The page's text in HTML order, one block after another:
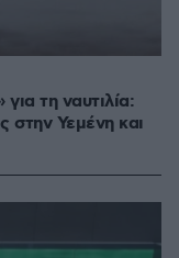
τη ναυτιλία:
στην Υεμένη και